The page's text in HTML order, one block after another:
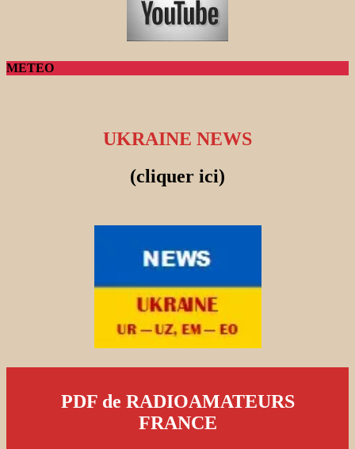
METEO
UKRAINE NEWS
(cliquer ici)
PDF de RADIOAMATEURS
FRANCE